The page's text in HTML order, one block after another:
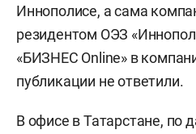
Иннополисе, а сама
резидентом ОЭЗ
«БИЗНЕС Online» в
публикации не ответили.
В офисе в Татарстане, по